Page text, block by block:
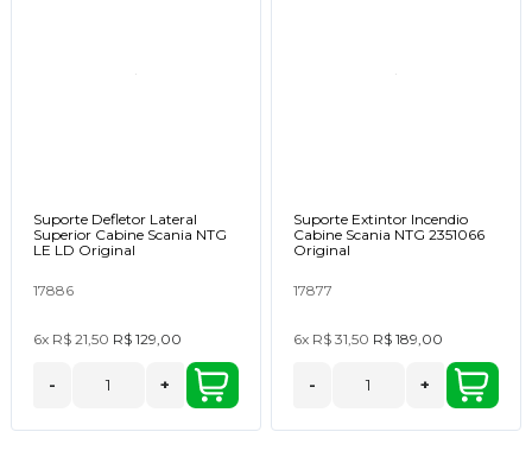
Suporte Defletor Lateral
Superior Cabine Scania NTG
LE LD Original
17886
6x R$ 21,50 R$ 129,00
- +
Suporte Extintor Incendio
Cabine Scania NTG 2351066
Original
17877
6x R$ 31,50 R$ 189,00
- +